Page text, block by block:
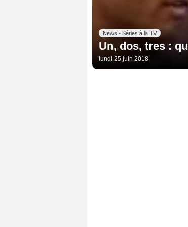
News - Séries à la TV
Un, dos, tres :
lundi 25 juin 2018